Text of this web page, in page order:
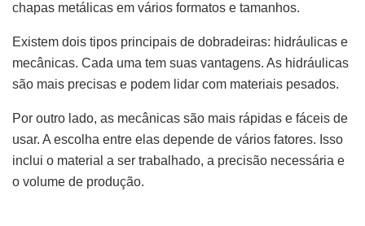
chapas metálicas em vários formatos e tamanhos.
Existem dois tipos principais de dobradeiras: hidráulicas e
mecânicas. Cada uma tem suas vantagens. As hidráulicas
são mais precisas e podem lidar com materiais pesados.
Por outro lado, as mecânicas são mais rápidas e fáceis de
usar. A escolha entre elas depende de vários fatores. Isso
inclui o material a ser trabalhado, a precisão necessária e
o volume de produção.